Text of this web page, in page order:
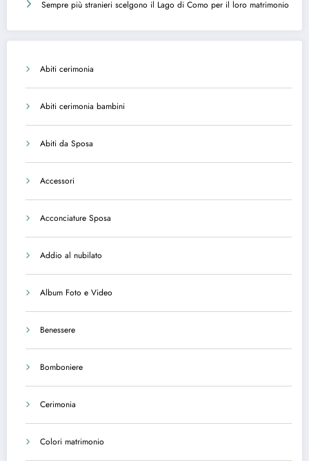
Sempre più stranieri scelgono il Lago di Como per il loro matrimonio
Abiti cerimonia
Abiti cerimonia bambini
Abiti da Sposa
Accessori
Acconciature Sposa
Addio al nubilato
Album Foto e Video
Benessere
Bomboniere
Cerimonia
Colori matrimonio